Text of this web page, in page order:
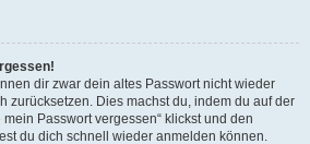
dir zwar dein altes Passwort nicht wieder
zurücksetzen. Dies machst du, indem du auf der
Passwort vergessen“ klickst und den
du dich schnell wieder anmelden können.